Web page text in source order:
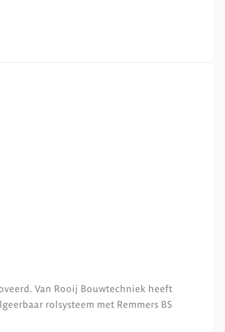
Van Rooij Bouwtechniek heeft
rolsysteem met Remmers BS